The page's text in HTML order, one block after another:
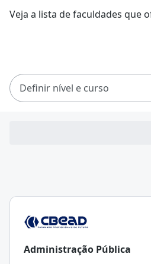
Veja a lista de faculdades que
Definir nível e curso
Administração Pública